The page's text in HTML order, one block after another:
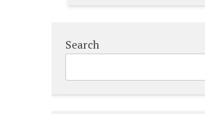
Search